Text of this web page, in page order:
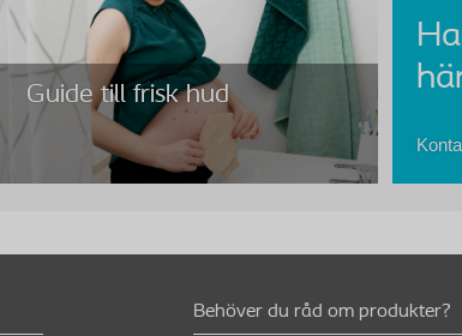
Guide till frisk hud
Behöver du råd om produkter?